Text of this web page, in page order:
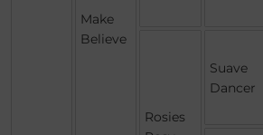
Make
Believe
Rosies
Suave
Dancer